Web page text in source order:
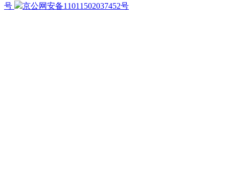
号
京公网安备11011502037452号